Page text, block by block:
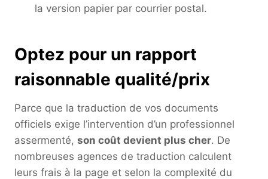
la version papier par courrier postal.
Optez pour un rapport
raisonnable qualité/prix
Parce que la traduction de vos documents
officiels exige l’intervention d’un professionnel
assermenté, son coût devient plus cher. De
nombreuses agences de traduction calculent
leurs frais à la page et selon la complexité du